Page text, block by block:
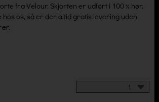
fra Velour. Skjorten er udført i 100 % hør.
hos os, så er der altid gratis levering uden
1